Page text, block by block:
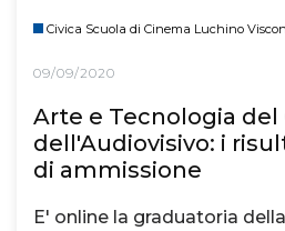
Civica Scuola di Cinema Luchino
09/09/2020
Arte e Tecnologia del
dell'Audiovisivo: i
di ammissione
E' online la graduatoria